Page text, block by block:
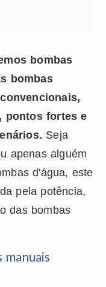
bombas
bombas
pontos fortes e
Seja
apenas alguém
d'água, este
pela potência,
das bombas